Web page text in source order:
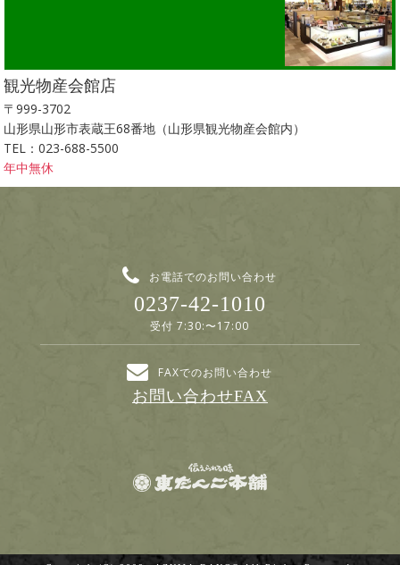
観光物産会館店
〒999-3702
山形県山形市表蔵王68番地（山形県観光物産会館内）
TEL：023-688-5500
年中無休
お電話でのお問い合わせ
0237-42-1010
受付 7:30:〜17:00
FAXでのお問い合わせ
お問い合わせFAX